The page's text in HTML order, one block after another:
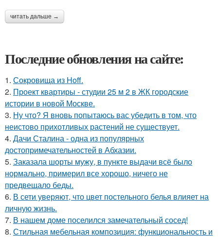
читать дальше →
Последние обновления на сайте:
1. Сокровища из Hoff.
2. Проект квартиры - студии 25 м 2 в ЖК городские
истории в новой Москве.
3. Ну что? Я вновь попытаюсь вас убедить в том, что
неистово прихотливых растений не существует.
4. Дачи Сталина - одна из популярных
достопримечательностей в Абхазии.
5. Заказала шорты мужу, в пункте выдачи всё было
нормально, примерил все хорошо, ничего не
предвещало беды.
6. В сети уверяют, что цвет постельного белья влияет на
личную жизнь.
7. В нашем доме поселился замечательный сосед!
8. Стильная мебельная композиция: функциональность и